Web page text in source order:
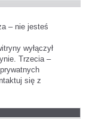
– nie jesteś
wyłączył
Trzecia –
się z